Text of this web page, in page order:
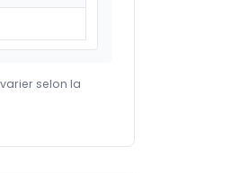
selon la